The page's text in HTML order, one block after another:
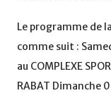
Le programme de
comme suit :
au COMPLEXE
RABAT Dimanche